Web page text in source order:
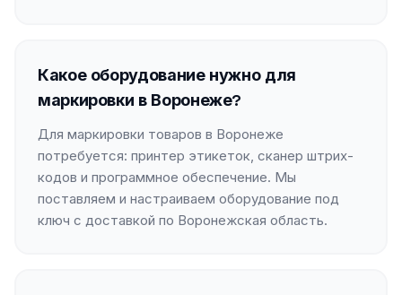
Какое оборудование нужно для
маркировки в Воронеже?
Для маркировки товаров в Воронеже
потребуется: принтер этикеток, сканер штрих-
кодов и программное обеспечение. Мы
поставляем и настраиваем оборудование под
ключ с доставкой по Воронежская область.